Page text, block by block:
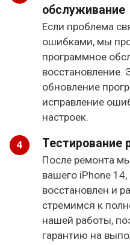
обслуживание
Если проблема
ошибками, мы
программное
восстановление.
обновление
исправление
настроек.
Тестирование
После ремонта
вашего iPhone
восстановлен и
стремимся к
нашей работы,
гарантию на